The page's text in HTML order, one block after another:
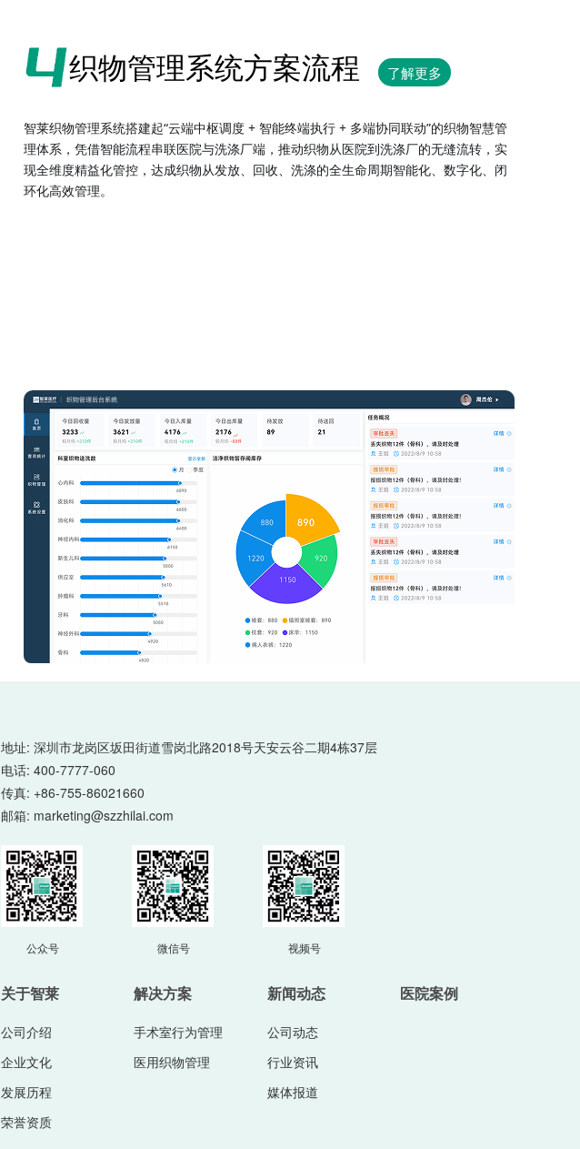
织物管理系统方案流程 了解更多
智莱织物管理系统搭建起“云端中枢调度 + 智能终端执行 + 多端协同联动”的织物智慧管
理体系，凭借智能流程串联医院与洗涤厂端，推动织物从医院到洗涤厂的无缝流转，实
现全维度精益化管控，达成织物从发放、回收、洗涤的全生命周期智能化、数字化、闭
环化高效管理。
地址: 深圳市龙岗区坂田街道雪岗北路2018号天安云谷二期4栋37层
电话: 400-7777-060
传真: +86-755-86021660
邮箱: marketing@szzhilai.com
公众号 微信号 视频号
关于智莱
公司介绍
企业文化
发展历程
荣誉资质
解决方案
手术室行为管理
医用织物管理
新闻动态
公司动态
行业资讯
媒体报道
医院案例